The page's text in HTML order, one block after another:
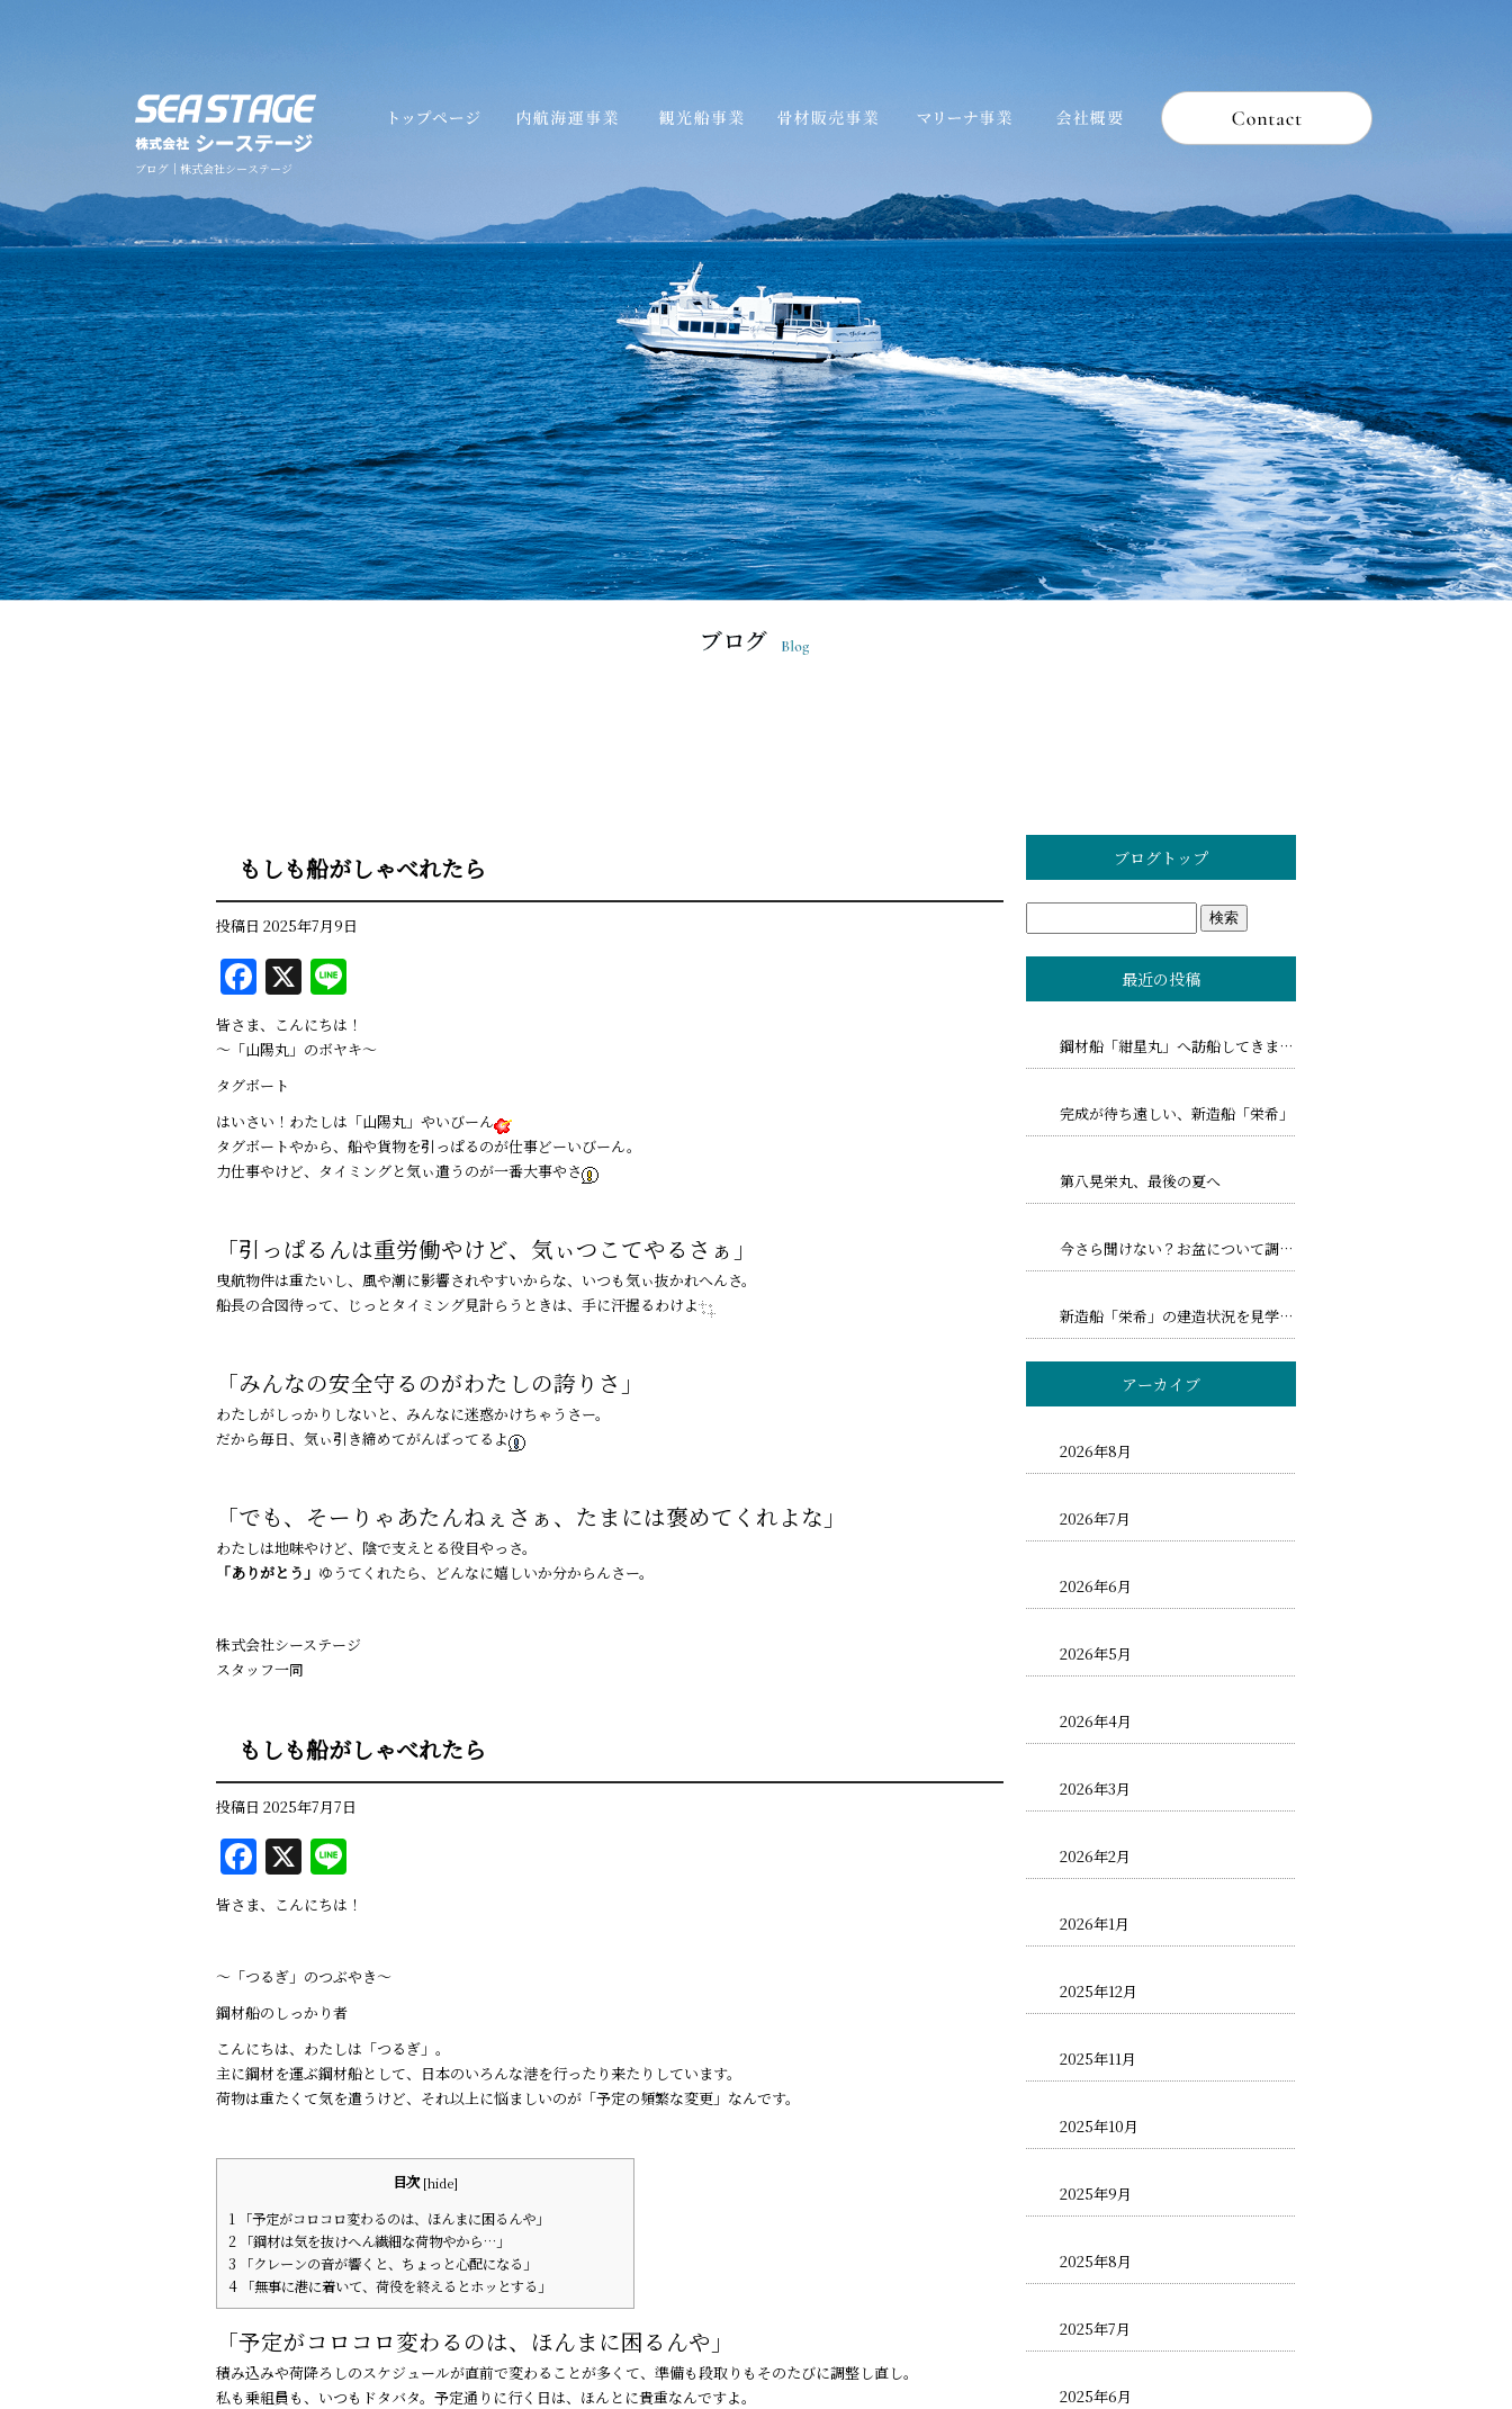
ブログ｜株式会社シーステージ
もしも船がしゃべれたら
投稿日 2025年7月9日
F
a
c
e
b
o
o
k
X
n
e
皆さま、こんにちは！
〜「山陽丸」のボヤキ〜
タグボート
はいさい！わたしは「山陽丸」やいびーん
タグボートやから、船や貨物を引っぱるのが仕事どーいびーん。
力仕事やけど、タイミングと気ぃ遣うのが一番大事やさ
「引っぱるんは重労働やけど、気ぃつこてやるさぁ」
曳航物件は重たいし、風や潮に影響されやすいからな、いつも気ぃ抜かれへんさ。
船長の合図待って、じっとタイミング見計らうときは、手に汗握るわけよ
「みんなの安全守るのがわたしの誇りさ」
わたしがしっかりしないと、みんなに迷惑かけちゃうさー。
だから毎日、気ぃ引き締めてがんばってるよ
「でも、そーりゃあたんねぇさぁ、たまには褒めてくれよな」
わたしは地味やけど、陰で支えとる役目やっさ。
「ありがとう」 ゆうてくれたら、どんなに嬉しいか分からんさー。
株式会社シーステージ
スタッフ一同
もしも船がしゃべれたら
投稿日 2025年7月7日
F
a
c
e
b
o
o
k
X
n
皆さま、こんにちは！
〜「つるぎ」のつぶやき〜
鋼材船のしっかり者
こんにちは、わたしは「つるぎ」。
主に鋼材を運ぶ鋼材船として、日本のいろんな港を行ったり来たりしています。
荷物は重たくて気を遣うけど、それ以上に悩ましいのが「予定の頻繁な変更」なんです。
目次 [hide]
1 「予定がコロコロ変わるのは、ほんまに困るんや」
2 「鋼材は気を抜けへん繊細な荷物やから…」
3 「クレーンの音が響くと、ちょっと心配になる」
4 「無事に港に着いて、荷役を終えるとホッとする」
「予定がコロコロ変わるのは、ほんまに困るんや」
積み込みや荷降ろしのスケジュールが直前で変わることが多くて、準備も段取りもそのたびに調整し直し。
私も乗組員も、いつもドタバタ。予定通りに行く日は、ほんとに貴重なんですよ。
ブログトップ
最近の投稿
鋼材船「紺星丸」へ訪船してきました！
完成が待ち遠しい、新造船「栄希」
第八晃栄丸、最後の夏へ
今さら聞けない？お盆について調べてみました！
新造船「栄希」の建造状況を見学してきました
アーカイブ
2026年8月
2026年7月
2026年6月
2026年5月
2026年4月
2026年3月
2026年2月
2026年1月
2025年12月
2025年11月
2025年10月
2025年9月
2025年8月
2025年7月
2025年6月